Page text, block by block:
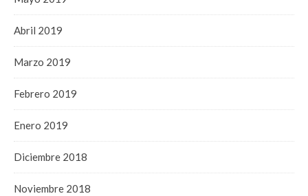
Abril 2019
Marzo 2019
Febrero 2019
Enero 2019
Diciembre 2018
Noviembre 2018